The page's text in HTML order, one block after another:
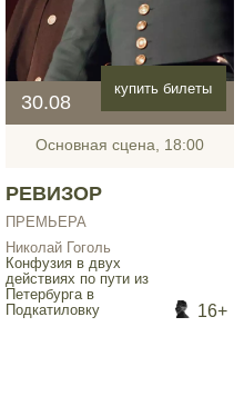
30.08
Основная сцена, 18:00
РЕВИЗОР
ПРЕМЬЕРА
Николай Гоголь
Конфузия в двух
действиях по пути из
Петербурга в
Подкатиловку
16+
купить билеты